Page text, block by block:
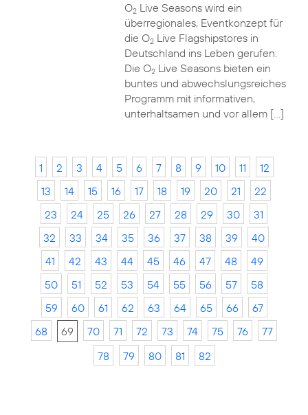
O2Live Seasons wird ein
überregionales, Eventkonzept für
die O2Live Flagshipstores in
Deutschland ins Leben gerufen.
Die O2Live Seasons bieten ein
buntes und abwechslungsreiches
Programm mit informativen,
unterhaltsamen und vor allem […]
1 2 3 4 5 6 7 8 9 10 11
12
13
14 15 16 17 18 19 20 21
22
23
24 25 26 27 28 29 30
31
32
33 34 35 36 37 38 39
40
41
42 43 44 45 46 47 48
49
50
51 52 53 54 55 56 57
58
59
60 61 62 63 64 65 66
67
68
69 70 71 72 73 74 75 76
77
78
79 80 81 82